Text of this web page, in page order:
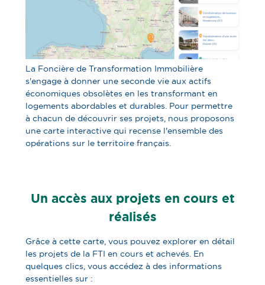
La Foncière de Transformation Immobilière
s'engage à donner une seconde vie aux actifs
économiques obsolètes en les transformant en
logements abordables et durables. Pour permettre
à chacun de découvrir ses projets, nous proposons
une carte interactive qui recense l'ensemble des
opérations sur le territoire français.
Un accès aux projets en cours et
réalisés
Grâce à cette carte, vous pouvez explorer en détail
les projets de la FTI en cours et achevés. En
quelques clics, vous accédez à des informations
essentielles sur :